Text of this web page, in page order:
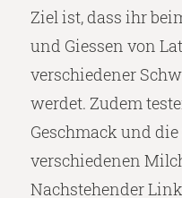
Ziel ist, dass ihr
und Giessen von
verschiedener
werdet. Zudem
Geschmack und
verschiedenen
Nachstehender